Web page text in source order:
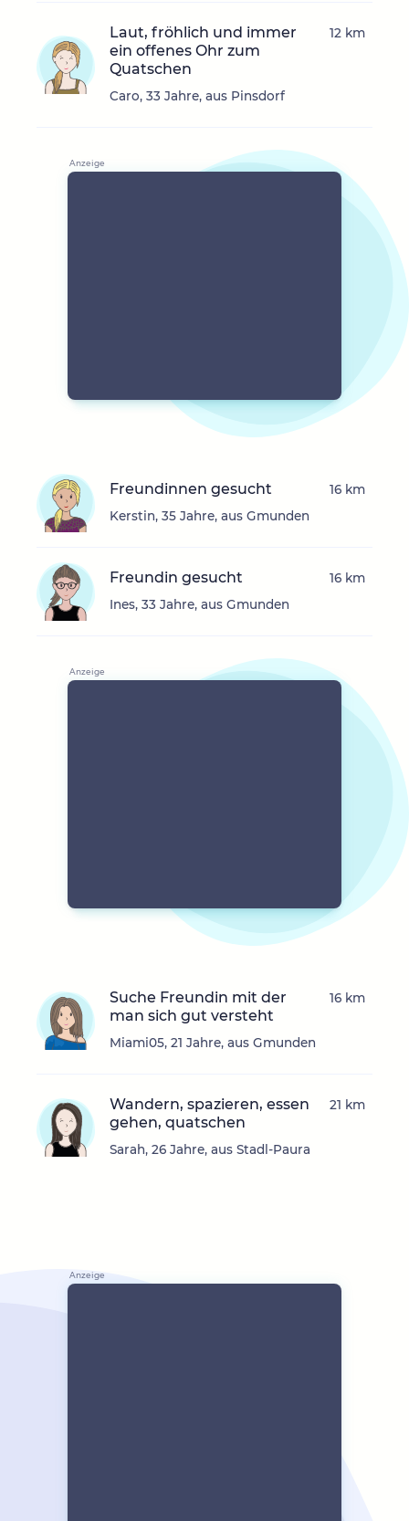
Laut, fröhlich und immer
ein offenes Ohr zum
Quatschen
Caro, 33 Jahre, aus Pinsdorf
12 km
Freundinnen gesucht
Kerstin, 35 Jahre, aus Gmunden
16 km
Freundin gesucht
Ines, 33 Jahre, aus Gmunden
16 km
Suche Freundin mit der
man sich gut versteht
Miami05, 21 Jahre, aus Gmunden
16 km
Wandern, spazieren, essen
gehen, quatschen
Sarah, 26 Jahre, aus Stadl-Paura
21 km